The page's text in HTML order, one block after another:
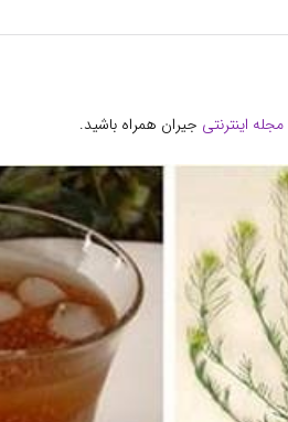
مجله اینترنتی جیران همراه باشید.